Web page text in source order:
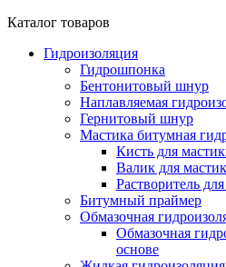
Каталог товаров
Гидроизоляция
Гидрошпонка
Бентонитовый шнур
Наплавляемая
Гернитовый шнур
Мастика битумная
Кисть для
Валик для
Растворитель
Битумный праймер
Обмазочная
Обмазочная
основе